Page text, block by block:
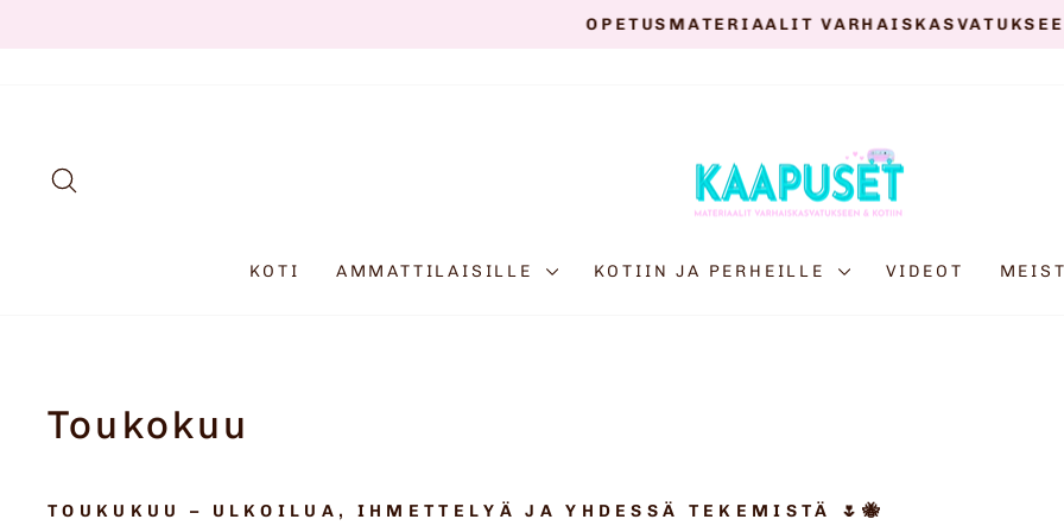
OPETUSMATERIAALIT VARHAISKASVATUKSEEN, PERHEILLE JA
KOTI AMMATTILAISILLE KOTIIN JA PERHEILLE VIDEOT
Toukokuu
TOUKUKUU – ULKOILUA, IHMETTELYÄ JA YHDESSÄ TEKEMISTÄ 🌷🐝